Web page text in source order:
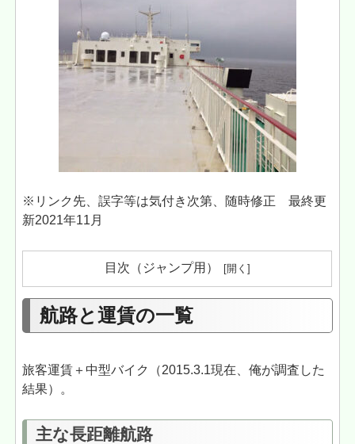
※リンク先、誤字等は気付き次第、随時修正 最終更
新2021年11月
目次（ジャンプ用）
航路と運賃の一覧
旅客運賃＋中型バイク（2015.3.1現在、俺が調査した
結果）。
主な長距離航路